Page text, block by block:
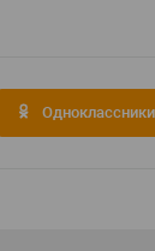
Одноклассники